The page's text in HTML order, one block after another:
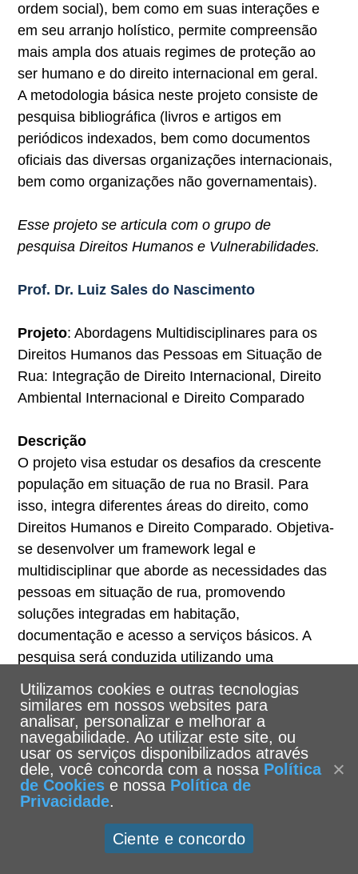
ordem social), bem como em suas interações e
em seu arranjo holístico, permite compreensão
mais ampla dos atuais regimes de proteção ao
ser humano e do direito internacional em geral.
A metodologia básica neste projeto consiste de
pesquisa bibliográfica (livros e artigos em
periódicos indexados, bem como documentos
oficiais das diversas organizações internacionais,
bem como organizações não governamentais).
Esse projeto se articula com o grupo de
pesquisa Direitos Humanos e Vulnerabilidades.
Prof. Dr. Luiz Sales do Nascimento
Projeto: Abordagens Multidisciplinares para os
Direitos Humanos das Pessoas em Situação de
Rua: Integração de Direito Internacional, Direito
Ambiental Internacional e Direito Comparado
Descrição
O projeto visa estudar os desafios da crescente
população em situação de rua no Brasil. Para
isso, integra diferentes áreas do direito, como
Direitos Humanos e Direito Comparado. Objetiva-
se desenvolver um framework legal e
multidisciplinar que aborde as necessidades das
pessoas em situação de rua, promovendo
soluções integradas em habitação,
documentação e acesso a serviços básicos. A
pesquisa será conduzida utilizando uma
abordagem metodológica mista, combinando
métodos qualitativos e quantitativos para fornecer
uma compreensão abrangente e multifacetada
dos problemas enfrentados pelas pessoas em
situação de rua.
Este projeto se articula com o grupo de pesquisa
Direitos Humanos e Direito Comparado
Utilizamos cookies e outras tecnologias
similares em nossos websites para
analisar, personalizar e melhorar a
navegabilidade. Ao utilizar este site, ou
usar os serviços disponibilizados através
dele, você concorda com a nossa Política
de Cookies e nossa Política de
Privacidade.
Ciente e concordo